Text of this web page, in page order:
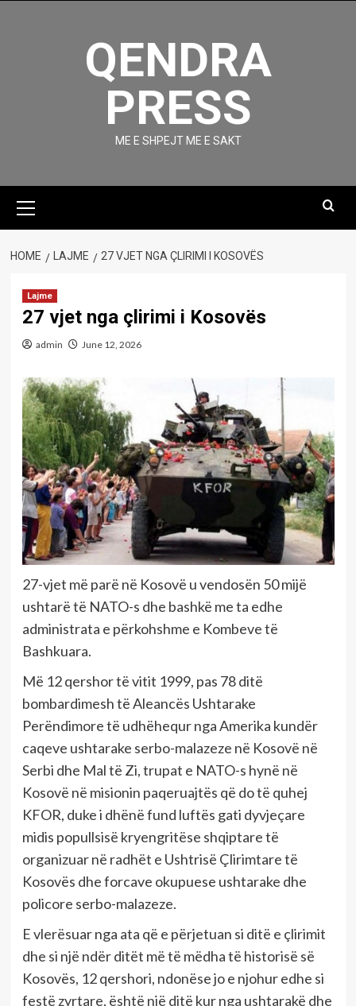
QENDRA
PRESS
ME E SHPEJT ME E SAKT
Menu
HOME LAJME 27 VJET NGA ÇLIRIMI I KOSOVËS
Lajme
27 vjet nga çlirimi i Kosovës
admin June 12, 2026
27-vjet më parë në Kosovë u vendosën 50 mijë
ushtarë të NATO-s dhe bashkë me ta edhe
administrata e përkohshme e Kombeve të
Bashkuara.
Më 12 qershor të vitit 1999, pas 78 ditë
bombardimesh të Aleancës Ushtarake
Perëndimore të udhëhequr nga Amerika kundër
caqeve ushtarake serbo-malazeze në Kosovë në
Serbi dhe Mal të Zi, trupat e NATO-s hynë në
Kosovë në misionin paqeruajtës që do të quhej
KFOR, duke i dhënë fund luftës gati dyvjeçare
midis popullsisë kryengritëse shqiptare të
organizuar në radhët e Ushtrisë Çlirimtare të
Kosovës dhe forcave okupuese ushtarake dhe
policore serbo-malazeze.
E vlerësuar nga ata që e përjetuan si ditë e çlirimit
dhe si një ndër ditët më të mëdha të historisë së
Kosovës, 12 qershori, ndonëse jo e njohur edhe si
festë zyrtare, është një ditë kur nga ushtarakë dhe